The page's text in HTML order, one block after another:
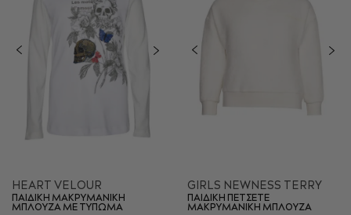
HEART VELOUR
ΠΑΙΔΙΚΗ ΜΑΚΡΥΜΑΝΙΚΗ
ΜΠΛΟΥΖΑ ΜΕ ΤΥΠΩΜΑ
GIRLS NEWNESS TERRY
ΠΑΙΔΙΚΗ ΠΕΤΣΕΤΕ
ΜΑΚΡΥΜΑΝΙΚΗ ΜΠΛΟΥΖΑ